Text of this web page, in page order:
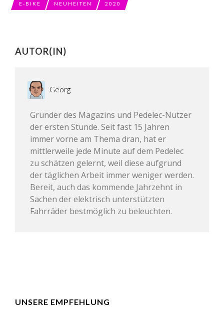
E-BIKE NEUHEITEN 2020
AUTOR(IN)
Georg
Gründer des Magazins und Pedelec-Nutzer
der ersten Stunde. Seit fast 15 Jahren
immer vorne am Thema dran, hat er
mittlerweile jede Minute auf dem Pedelec
zu schätzen gelernt, weil diese aufgrund
der täglichen Arbeit immer weniger werden.
Bereit, auch das kommende Jahrzehnt in
Sachen der elektrisch unterstützten
Fahrräder bestmöglich zu beleuchten.
UNSERE EMPFEHLUNG